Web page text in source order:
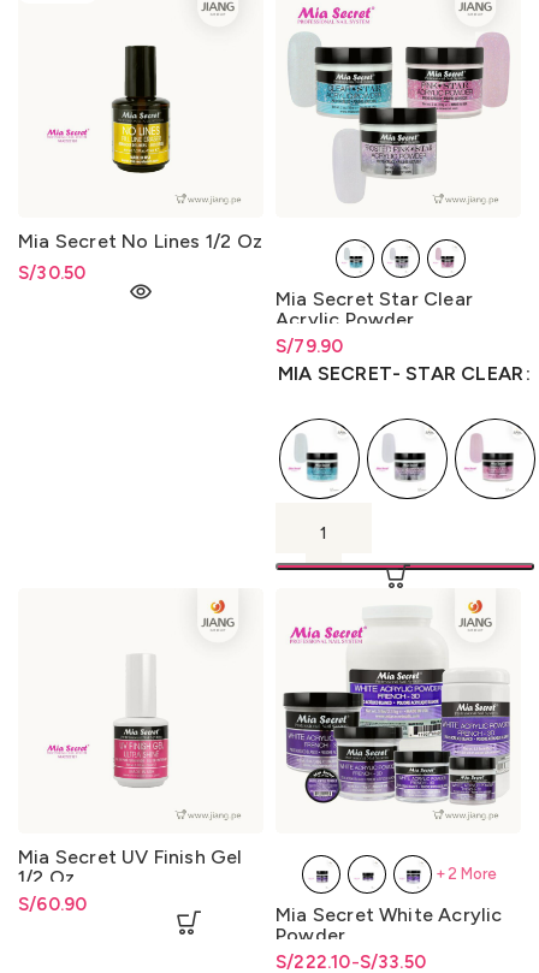
Mia Secret No Lines 1/2 Oz
S/30.50
Mia Secret Star Clear
Acrylic Powder
S/79.90
Rango de precios: desde
S/79.90hasta S/79.90
MIA SECRET- STAR CLEAR
Mia Secret UV Finish Gel
1/2 Oz
S/60.90
Mia Secret White Acrylic
Powder
S/33.50
-
S/222.10
Rango de precios: desde
Rango de precios: desde
+2 More